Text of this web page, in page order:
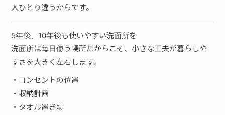
人ひとり違うからです。
5年後、10年後も使いやすい洗面所を
洗面所は毎日使う場所だからこそ、小さな工夫が暮らしや
すさを大きく左右します。
・コンセントの位置
・収納計画
・タオル置き場